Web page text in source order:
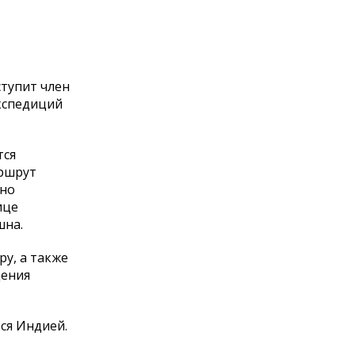
член
а также
Индией.